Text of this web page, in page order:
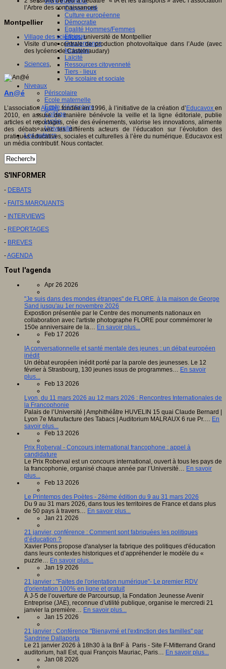
Citoyenneté
Culture européenne
Démocratie
Egalité Hommes/Femmes
Ethique
Gouvernance
Inclusion
Laïcité
Ressources citoyenneté
Tiers - lieux
Vie scolaire et sociale
Niveaux
Périscolaire
Ecole maternelle
Ecole élémentaire
Collège
Lycée
Université
Les auteurs
l’Arbre des connaissances
Montpellier
Village des sciences, université de Montpellier
Visite d’une centrale de production photovoltaïque dans l’Aude (avec
des lycéens de Castelnaudary)
Sciences,
An@é
L’associationAn@é, fondée en 1996, à l’initiative de la création d’Educavoxen
2010, en assure de manière bénévole la veille et la ligne éditoriale, publie
articles et reportages, crée des événements, valorise les innovations, alimente
des débats avec les différents acteurs de l’éducation sur l’évolution des
pratiques éducatives, sociales et culturelles à l’ère du numérique. Educavox est
un média contributif. Nous contacter.
S'INFORMER
- DEBATS
- FAITS MARQUANTS
- INTERVIEWS
- REPORTAGES
- BREVES
-AGENDA
Tout l'agenda
Apr 26 2026
"Je suis dans des mondes étranges" de FLORE, à la maison de George
Sand jusqu'au 1er novembre 2026
Expostion présentée par le Centre des monuments nationaux en
collaboration avec l'artiste photographe FLORE pour commémorer le
150e anniversaire de la… En savoir plus...
Feb 17 2026
IA conversationnelle et santé mentale des jeunes : un débat européen
inédit
Un débat européen inédit porté par la parole des jeunesses. Le 12
février à Strasbourg, 130 jeunes issus de programmes… En savoir
plus...
Feb 13 2026
Lyon, du 11 mars 2026 au 12 mars 2026 : Rencontres Internationales de
la Francophonie
Palais de l’Université | Amphithéâtre HUVELIN 15 quai Claude Bernard |
Lyon 7e Manufacture des Tabacs | Auditorium MALRAUX 6 rue Pr.… En
savoir plus...
Feb 13 2026
Prix Roberval - Concours international francophone : appel à
candidature
Le Prix Roberval est un concours international, ouvert à tous les pays de
la francophonie, organisé chaque année par l’Université… En savoir
plus...
Feb 13 2026
Le Printemps des Poètes - 28ème édition du 9 au 31 mars 2026
Du 9 au 31 mars 2026, dans tous les territoires de France et dans plus
de 50 pays à travers… En savoir plus...
Jan 21 2026
21 janvier, conférence : Comment sont fabriquées les politiques
d’éducation ?
Xavier Pons propose d'analyser la fabrique des politiques d'éducation
dans leurs contextes historiques et d’appréhender le modèle du «
puzzle… En savoir plus...
Jan 19 2026
21 janvier : "Faites de l'orientation numérique"- Le premier RDV
d'orientation 100% en ligne et gratuit
À J-5 de l’ouverture de Parcoursup, la Fondation Jeunesse Avenir
Entreprise (JAE), reconnue d’utilité publique, organise le mercredi 21
janvier la première… En savoir plus...
Jan 15 2026
21 janvier : Conférence "Bienaymé et l'extinction des familles" par
Sandrine Dallaporta
Le 21 janvier 2026 à 18h30 à la BnF à Paris - Site F-Mitterrand Grand
auditorium, hall Est, quai François Mauriac, Paris… En savoir plus...
Jan 08 2026